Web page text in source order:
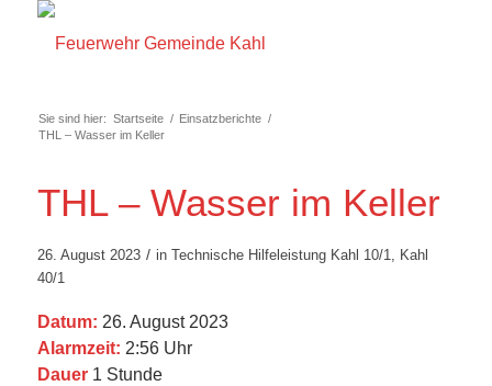
Sie sind hier: Startseite / Einsatzberichte /
THL – Wasser im Keller
THL – Wasser im Keller
26. August 2023 / in Technische Hilfeleistung Kahl 10/1, Kahl
40/1
Datum: 26. August 2023
Alarmzeit: 2:56 Uhr
Dauer1 Stunde